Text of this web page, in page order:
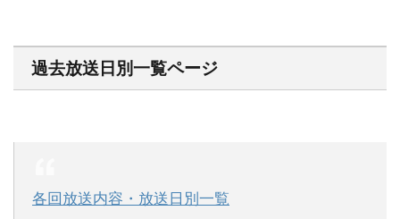
過去放送日別一覧ページ
各回放送内容・放送日別一覧